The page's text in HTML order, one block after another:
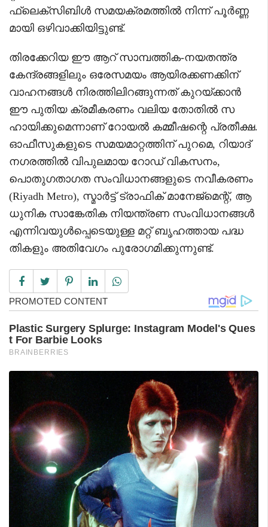
ഫ്ലെക്സിബിൾ സമയക്രമത്തിൽ നിന്ന് പൂർണ്ണ
മായി ഒഴിവാക്കിയിട്ടുണ്ട്.
തിരക്കേറിയ ഈ ആറ് സാമ്പത്തിക-നയതന്ത്ര
കേന്ദ്രങ്ങളിലും ഒരേസമയം ആയിരക്കണക്കിന്
വാഹനങ്ങൾ നിരത്തിലിറങ്ങുന്നത് കുറയ്ക്കാൻ
ഈ പുതിയ ക്രമീകരണം വലിയ തോതിൽ സ
ഹായിക്കുമെന്നാണ് റോയൽ കമ്മീഷന്റെ പ്രതീക്ഷ.
ഓഫീസുകളുടെ സമയമാറ്റത്തിന് പുറമെ, റിയാദ്
നഗരത്തിൽ വിപുലമായ റോഡ് വികസനം,
പൊതുഗതാഗത സംവിധാനങ്ങളുടെ നവീകരണം
(Riyadh Metro), സ്മാർട്ട് ട്രാഫിക് മാനേജ്‌മെന്റ്, ആ
ധുനിക സാങ്കേതിക നിയന്ത്രണ സംവിധാനങ്ങൾ
എന്നിവയുൾപ്പെടെയുള്ള മറ്റ് ബൃഹത്തായ പദ്ധ
തികളും അതിവേഗം പുരോഗമിക്കുന്നുണ്ട്.